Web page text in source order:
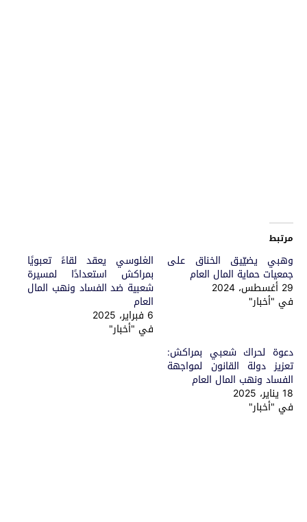
مرتبط
وهبي يضيّيق الخناق على
جمعيات حماية المال العام
29 أغسطس، 2024
في "أخبار"
الغلوسي يعقد لقاءً تعبويًا
بمراكش استعدادًا لمسيرة
شعبية ضد الفساد ونهب المال
العام
6 فبراير، 2025
في "أخبار"
دعوة لحراك شعبي بمراكش:
تعزيز دولة القانون لمواجهة
الفساد ونهب المال العام
18 يناير، 2025
في "أخبار"